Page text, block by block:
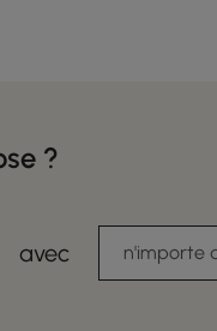
?
avec n'importe